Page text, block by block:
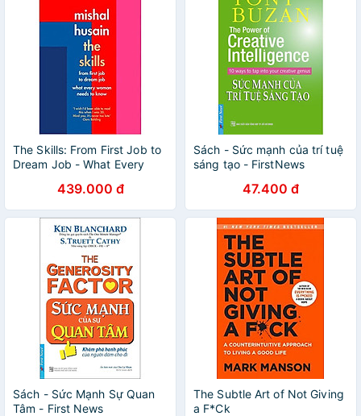
The Skills: From First Job to
Dream Job - What Every
439.000 đ
Sách - Sức mạnh của trí tuệ
sáng tạo - FirstNews
47.400 đ
Sách - Sức Mạnh Sự Quan
Tâm - First News
The Subtle Art of Not Giving
a F*Ck